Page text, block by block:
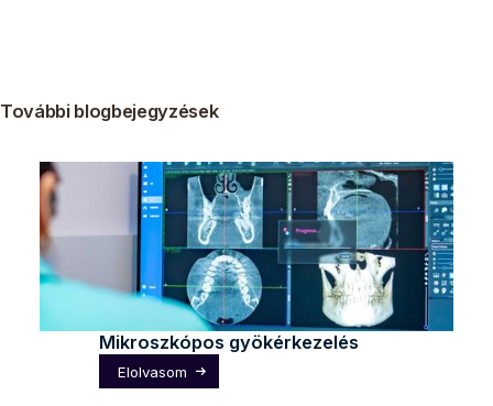
További blogbejegyzések
Mikroszkópos gyökérkezelés
Elolvasom